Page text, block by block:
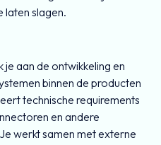
laten slagen.
aan de ontwikkeling en
binnen de producten
technische requirements
en andere
werkt samen met externe